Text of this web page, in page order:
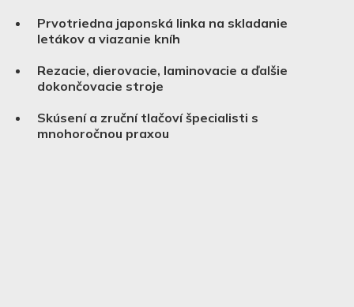
Prvotriedna japonská linka na skladanie
letákov a viazanie kníh
Rezacie, dierovacie, laminovacie a ďalšie
dokončovacie stroje
Skúsení a zruční tlačoví špecialisti s
mnohoročnou praxou